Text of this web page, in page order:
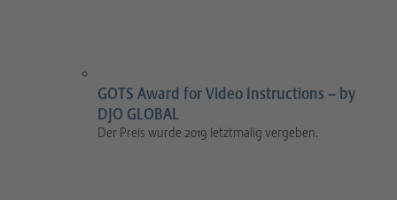
GOTS Award for Video Instructions – by
DJO GLOBAL
Der Preis wurde 2019 letztmalig vergeben.